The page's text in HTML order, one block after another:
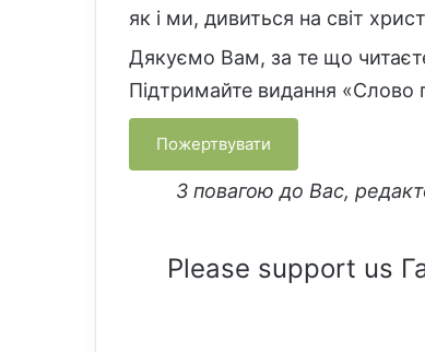
як і ми, дивиться на світ
Дякуємо Вам, за те що
Підтримайте видання «Слово
Пожертвувати
З повагою до Вас,
Please support us